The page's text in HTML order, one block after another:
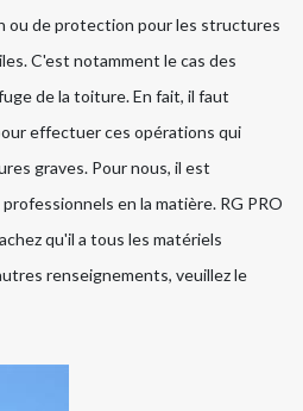
ou de protection pour les structures
C'est notamment le cas des
de la toiture. En fait, il faut
effectuer ces opérations qui
graves. Pour nous, il est
en la matière. RG PRO
qu'il a tous les matériels
renseignements, veuillez le